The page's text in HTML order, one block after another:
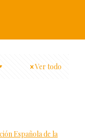
Ver todo
Española de la